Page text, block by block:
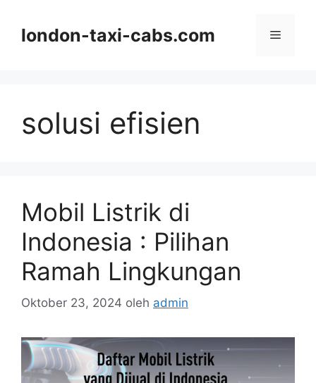
london-taxi-cabs.com Menu
solusi efisien
Mobil Listrik di
Indonesia : Pilihan
Ramah Lingkungan
Oktober 23, 2024 oleh admin